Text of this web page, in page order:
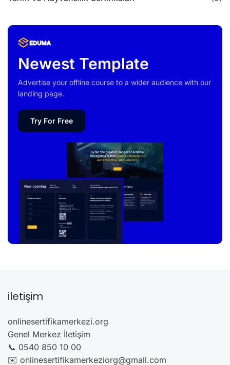
Newest Template
Advertise your offline course to a wider audience with our
landing page.
Try For Free
iletişim
onlinesertifikamerkezi.org
Genel Merkez İletişim
📞 0540 850 10 00
✉️ onlinesertifikamerkeziorg@gmail.com